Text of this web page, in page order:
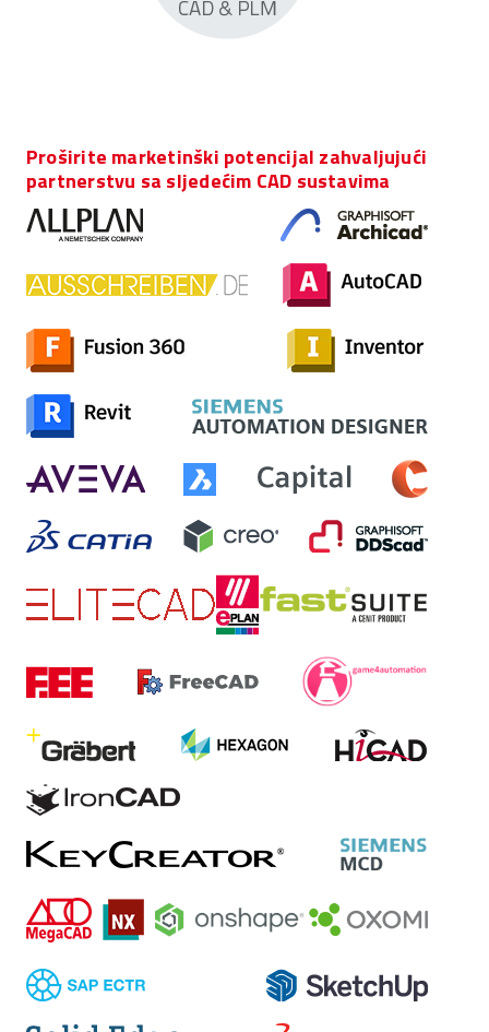
Proširite marketinški potencijal zahvaljujući
partnerstvu sa sljedećim CAD sustavima